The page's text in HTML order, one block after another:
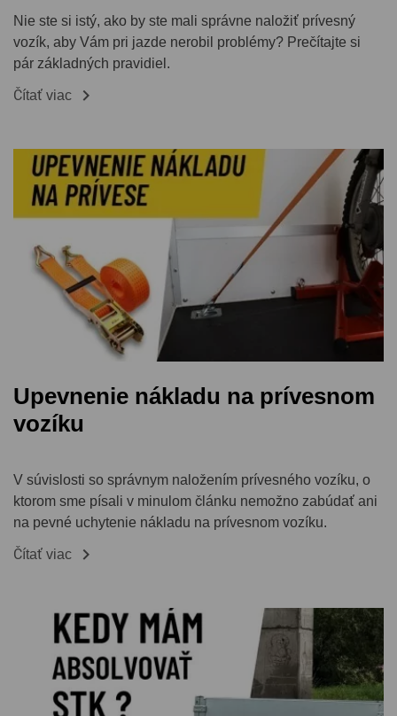
Nie ste si istý, ako by ste mali správne naložiť prívesný
vozík, aby Vám pri jazde nerobil problémy? Prečítajte si
pár základných pravidiel.
Čítať viac 
Upevnenie nákladu na prívesnom
vozíku
V súvislosti so správnym naložením prívesného vozíku, o
ktorom sme písali v minulom článku nemožno zabúdať ani
na pevné uchytenie nákladu na prívesnom vozíku.
Čítať viac 